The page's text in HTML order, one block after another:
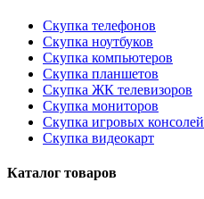
Скупка телефонов
Скупка ноутбуков
Скупка компьютеров
Скупка планшетов
Скупка ЖК телевизоров
Скупка мониторов
Скупка игровых консолей
Скупка видеокарт
Каталог товаров